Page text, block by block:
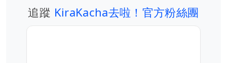
追蹤 KiraKacha去啦！官方粉絲團